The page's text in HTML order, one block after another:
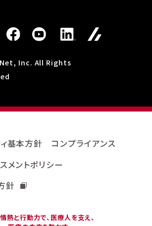
Inc. All Rights
熱と行動力で、医療人を支え、
基本方針
コンプライアンス
メントポリシー
針